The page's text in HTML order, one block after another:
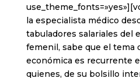
la especialista médico
tabuladores salariales del
femenil, sabe que el tema
económica es recurrente
quienes, de su bolsillo